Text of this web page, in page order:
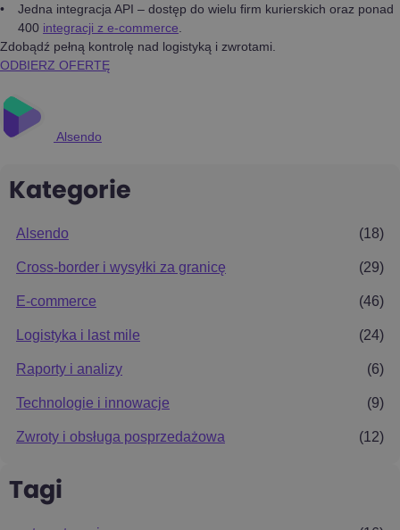
Jedna integracja API – dostęp do wielu firm kurierskich oraz ponad
400 integracji z e-commerce
Zdobądź pełną kontrolę nad logistyką i zwrotami.
ODBIERZ OFERTĘ
Alsendo
Kategorie
Alsendo (18)
Cross-border i wysyłki za granicę (29)
E-commerce (46)
Logistyka i last mile (24)
Raporty i analizy (6)
Technologie i innowacje (9)
Zwroty i obsługa posprzedażowa (12)
Tagi